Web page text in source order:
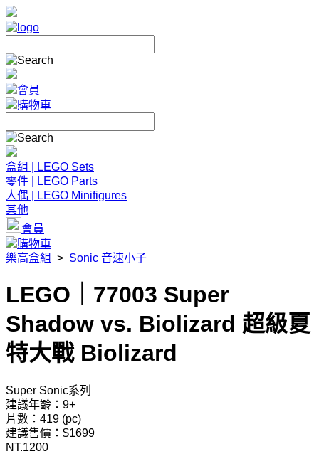
會員
購物車
盒組 | LEGO Sets
零件 | LEGO Parts
人偶 | LEGO Minifigures
其他
會員
購物車
樂高盒組 > Sonic 音速小子
LEGO｜77003 Super
Shadow vs. Biolizard 超級夏
特大戰 Biolizard
Super Sonic系列
建議年齡：9+
片數：419 (pc)
建議售價：$1699
NT.1200